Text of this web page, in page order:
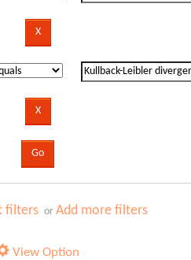
filters orAdd more filters
View Option